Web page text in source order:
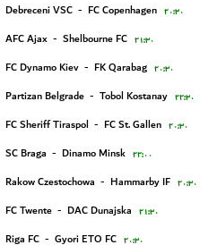
Debreceni VSC - FC Copenhagen ۲۰:۳۰
AFC Ajax - Shelbourne FC ۲۱:۳۰
FC Dynamo Kiev - FK Qarabag ۲۰:۳۰
Partizan Belgrade - Tobol Kostanay ۲۲:۳۰
FC Sheriff Tiraspol - FC St. Gallen ۲۰:۳۰
SC Braga - Dinamo Minsk ۲۲:۰۰
Rakow Czestochowa - Hammarby IF ۲۰:۳۰
FC Twente - DAC Dunajska ۲۱:۳۰
Riga FC - Gyori ETO FC ۲۰:۳۰